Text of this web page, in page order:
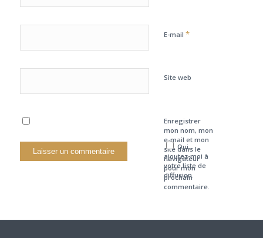
E-mail *
Site web
Enregistrer
mon nom, mon
e-mail et mon
site dans le
navigateur
pour mon
prochain
commentaire.
Oui,
ajoutez-moi à
votre liste de
diffusion.